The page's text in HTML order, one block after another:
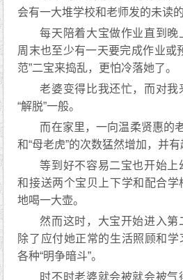
会有一大堆学校和老师发的未读
每天陪着大宝做作业直到晚
周末也至少有一天要完成作业或
范”二宝来捣乱，更怕冷落她了。
老婆变得比我还忙，而对我
“解脱”一般。
而在家里，一向温柔贤惠的
和“母老虎”的次数猛然增加，并有
等到好不容易二宝也开始上
和接送两个宝贝上下学和配合
地喝一大壶。
然而这时，大宝开始进入第
除了应付她正常的生活照顾和
各种“明争暗斗”。
时不时老婆就会被就会被